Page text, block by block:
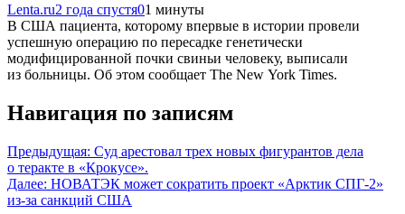
Lenta.ru2 года спустя01 минуты
В США пациента, которому впервые в истории провели
успешную операцию по пересадке генетически
модифицированной почки свиньи человеку, выписали
из больницы. Об этом сообщает The New York Times.
Навигация по записям
Предыдущая: Суд арестовал трех новых фигурантов дела
о теракте в «Крокусе».
Далее: НОВАТЭК может сократить проект «Арктик СПГ-2»
из-за санкций США